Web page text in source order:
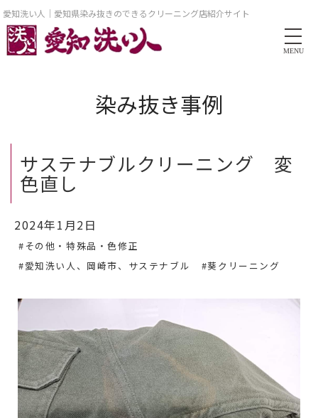
愛知洗い人｜愛知県染み抜きのできるクリーニング店紹介サイト
MENU
染み抜き事例
サステナブルクリーニング 変
色直し
2024年1月2日
#その他・特殊品・色修正
#愛知洗い人、岡崎市、サステナブル
#葵クリーニング